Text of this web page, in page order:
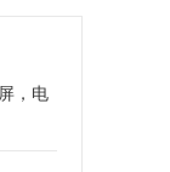
，电